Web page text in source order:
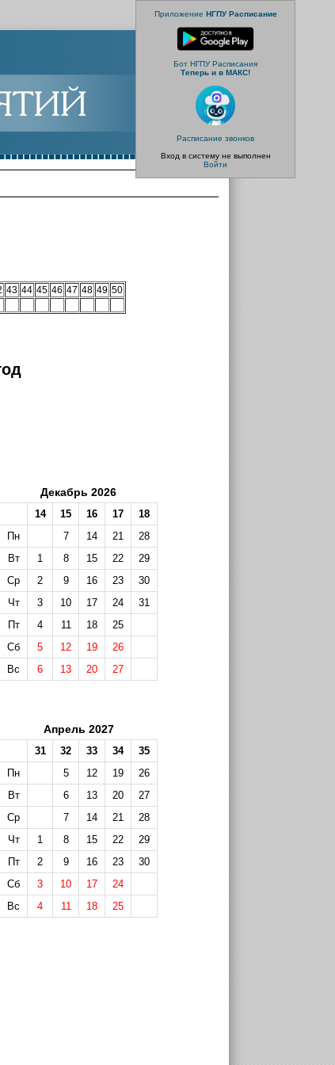
Приложение НГПУ Расписание
Бот НГПУ Расписания
Теперь и в МАКС!
Расписание звонков
Вход в систему не выполнен
Войти
43 44 45 46 47 48 49 50
Декабрь 2026
14 15 16 17
18
Пн
7 14 21
28
Вт
1 8 15 22
29
Ср
2 9 16 23
30
Чт
3 10 17 24
31
Пт
4 11 18
25
Сб
5 12 19
26
Вс
6 13 20 27
Апрель 2027
31 32 33 34
35
Пн
5 12 19
26
Вт
6 13 20
27
Ср
7 14 21
28
Чт
1 8 15 22
29
Пт
2 9 16 23
30
Сб
3 10 17
24
Вс
4 11 18 25